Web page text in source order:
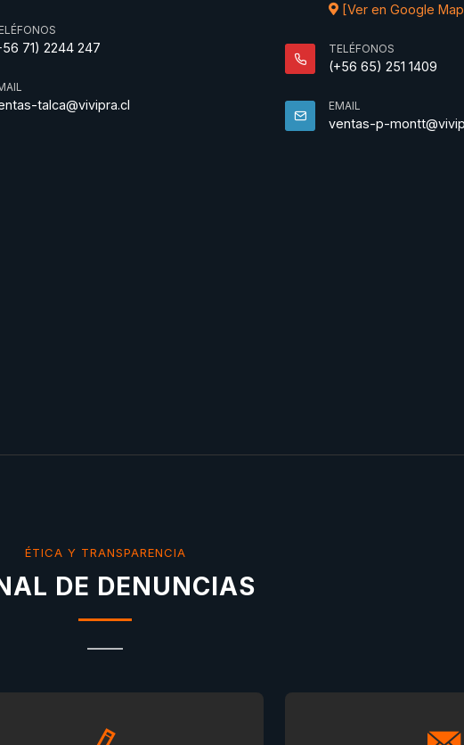
71) 2244 247
talca@vivipra.cl
[Ver en Google
TELÉFONOS
(+56 65) 251 1409
EMAIL
ventas-p-
ÉTICA Y TRANSPARENCIA
DE DENUNCIAS